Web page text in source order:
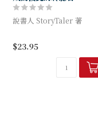
說書人 StoryTaler 著
書專頁以來，吸引逾37,000
追蹤。說書人說盡生命中
小小的故事，也讓大家分享
$23.95